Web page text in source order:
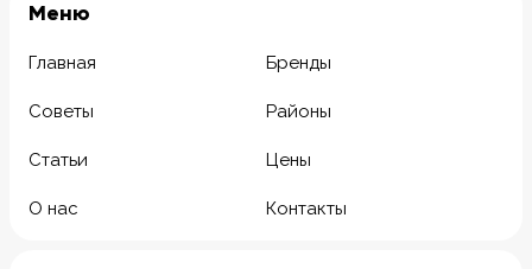
Meню
Главная Бренды
Советы Районы
Статьи Цены
О нас Контакты